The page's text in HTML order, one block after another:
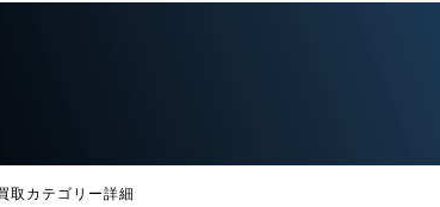
取カテゴリー詳細